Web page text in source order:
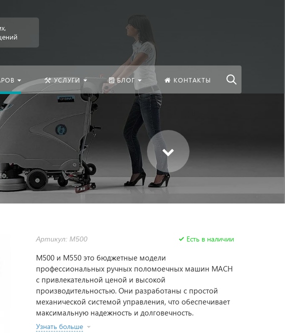
Искать:
УСЛУГИ БЛОГ КОНТАКТЫ
Артикул: M500 Есть в наличии
M500 и M550 это бюджетные модели
профессиональных ручных поломоечных машин MACH
с привлекательной ценой и высокой
производительностью. Они разработаны с простой
механической системой управления, что обеспечивает
максимальную надежность и долговечность.
Узнать больше